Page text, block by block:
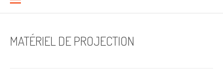
MATÉRIEL DE PROJECTION